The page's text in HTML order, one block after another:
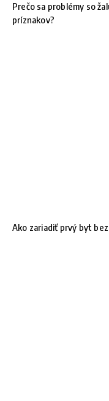
Prečo sa problémy so
príznakov?
Ako zariadiť prvý byt